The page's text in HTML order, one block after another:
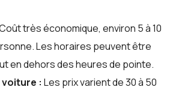
très économique, environ 5 à 10
Les horaires peuvent être
en dehors des heures de pointe.
: Les prix varient de 30 à 50